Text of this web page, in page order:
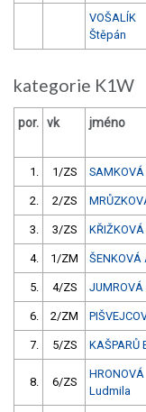
VOŠALÍK
Štěpán
kategorie K1W
por. vk jméno
1. 1/ZS
2. 2/ZS
3. 3/ZS
4. 1/ZM ŠENKOVÁ
5. 4/ZS
6. 2/ZM
7. 5/ZS KAŠPARŮ
8. 6/ZS
HRONOVÁ
Ludmila